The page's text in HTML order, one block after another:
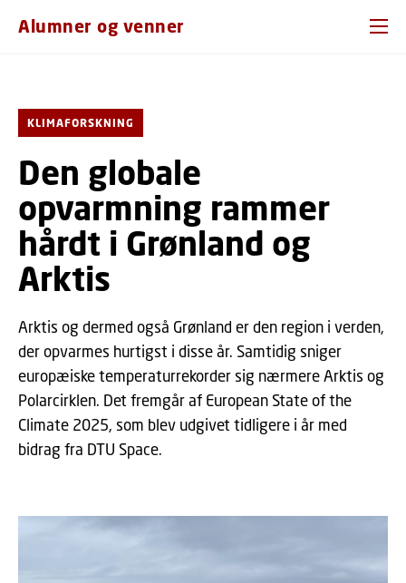
Alumner og venner
KLIMAFORSKNING
Den globale
opvarmning rammer
hårdt i Grønland og
Arktis
Arktis og dermed også Grønland er den region i verden,
der opvarmes hurtigst i disse år. Samtidig sniger
europæiske temperaturrekorder sig nærmere Arktis og
Polarcirklen. Det fremgår af European State of the
Climate 2025, som blev udgivet tidligere i år med
bidrag fra DTU Space.